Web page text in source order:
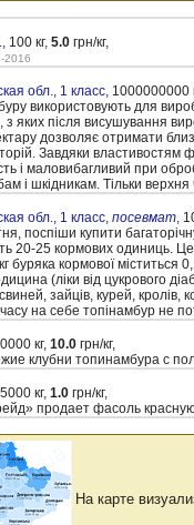
100 кг, 5.0 грн/кг,
2016
обл., 1 класс, 1000000000
використовують для
з яких після висушування
дозволяє отримати
Завдяки властивостям
і маловибагливий при
і шкідникам. Тільки
обл., 1 класс, посевмат,
поспіши купити
20-25 кормових одиниць.
буряка кормової
(ліки від цукрового
зайців, курей,
на себе топінамбур не
кг, 10.0 грн/кг,
клубни топинамбура с
кг, 1.0 грн/кг,
продает фасоль
На карте